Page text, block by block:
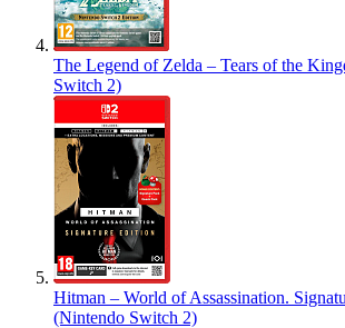
The Legend of Zelda – Tears of the
Switch 2)
Hitman – World of Assassination.
(Nintendo Switch 2)